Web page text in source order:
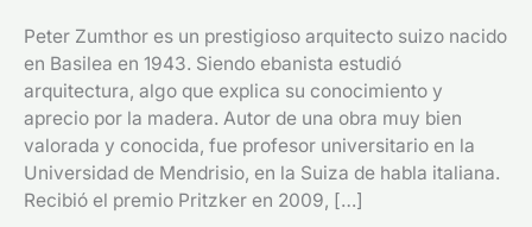
Peter Zumthor es un prestigioso arquitecto suizo nacido
en Basilea en 1943. Siendo ebanista estudió
arquitectura, algo que explica su conocimiento y
aprecio por la madera. Autor de una obra muy bien
valorada y conocida, fue profesor universitario en la
Universidad de Mendrisio, en la Suiza de habla italiana.
Recibió el premio Pritzker en 2009, […]